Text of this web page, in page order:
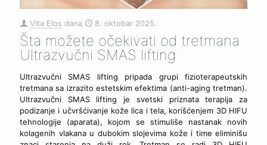
Vita Elos dana 8. oktobar 2025.
Šta možete očekivati od tretmana
Ultrazvučni SMAS lifting
Ultrazvučni SMAS lifting pripada grupi fizioterapeutskih
tretmana sa izrazito estetskim efektima (anti-aging tretman).
Ultrazvučni SMAS lifting je svetski priznata terapija za
podizanje i učvršćivanje kože lica i tela, korišćenjem 3D HIFU
tehnologije (aparata), kojom se stimuliše nastanak novih
kolagenih vlakana u dubokim slojevima kože i time eliminišu